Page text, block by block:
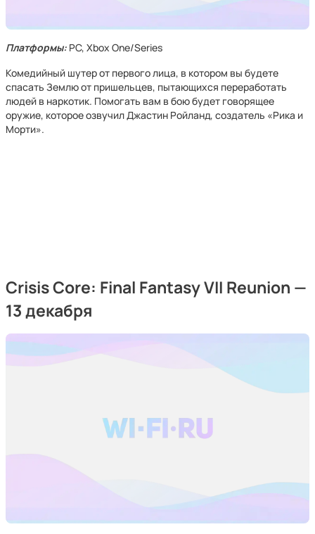
Платформы: PC, Xbox One/Series
Комедийный шутер от первого лица, в котором вы будете
спасать Землю от пришельцев, пытающихся переработать
людей в наркотик. Помогать вам в бою будет говорящее
оружие, которое озвучил Джастин Ройланд, создатель «Рика и
Морти».
Crisis Core: Final Fantasy VII Reunion —
13 декабря